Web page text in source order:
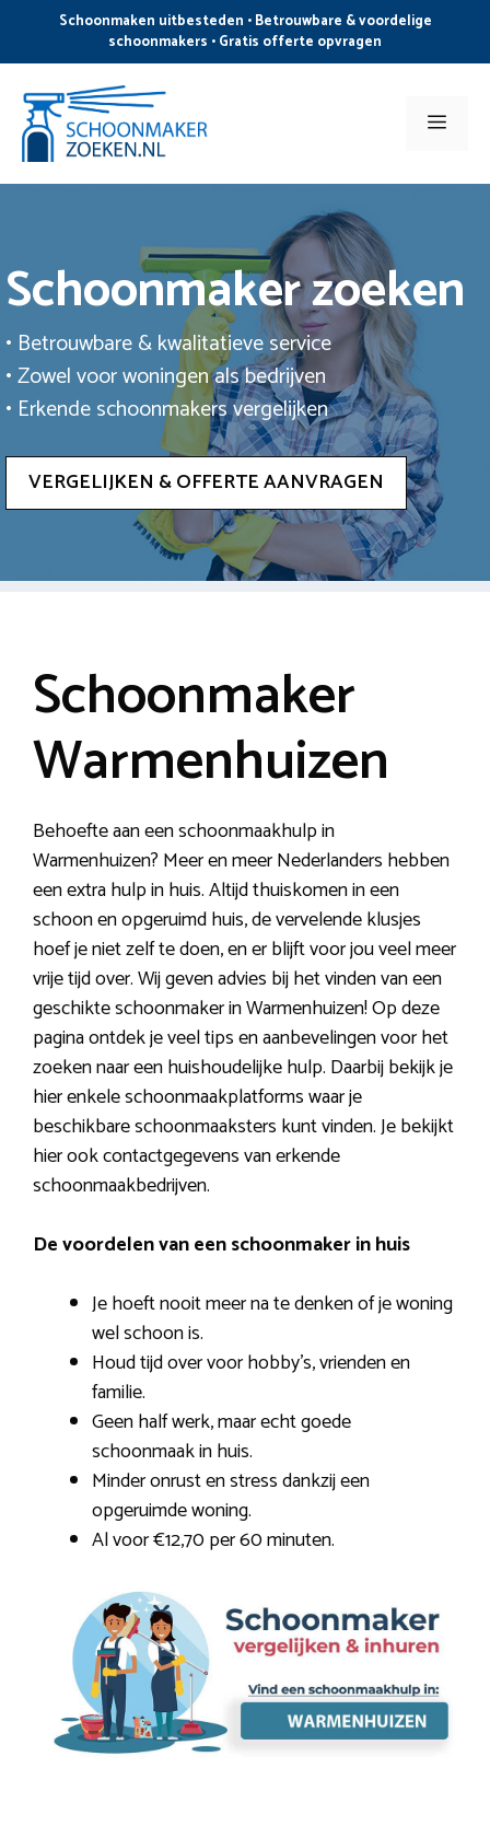
de
inhoud
Schoonmaken uitbesteden • Betrouwbare & voordelige
schoonmakers • Gratis offerte opvragen
Menu
Schoonmaker zoeken
• Betrouwbare & kwalitatieve service
• Zowel voor woningen als bedrijven
• Erkende schoonmakers vergelijken
VERGELIJKEN & OFFERTE AANVRAGEN
Schoonmaker
Warmenhuizen
Behoefte aan een schoonmaakhulp in
Warmenhuizen? Meer en meer Nederlanders hebben
een extra hulp in huis. Altijd thuiskomen in een
schoon en opgeruimd huis, de vervelende klusjes
hoef je niet zelf te doen, en er blijft voor jou veel meer
vrije tijd over. Wij geven advies bij het vinden van een
geschikte schoonmaker in Warmenhuizen! Op deze
pagina ontdek je veel tips en aanbevelingen voor het
zoeken naar een huishoudelijke hulp. Daarbij bekijk je
hier enkele schoonmaakplatforms waar je
beschikbare schoonmaaksters kunt vinden. Je bekijkt
hier ook contactgegevens van erkende
schoonmaakbedrijven.
De voordelen van een schoonmaker in huis
Je hoeft nooit meer na te denken of je woning
wel schoon is.
Houd tijd over voor hobby’s, vrienden en
familie.
Geen half werk, maar echt goede
schoonmaak in huis.
Minder onrust en stress dankzij een
opgeruimde woning.
Al voor €12,70 per 60 minuten.